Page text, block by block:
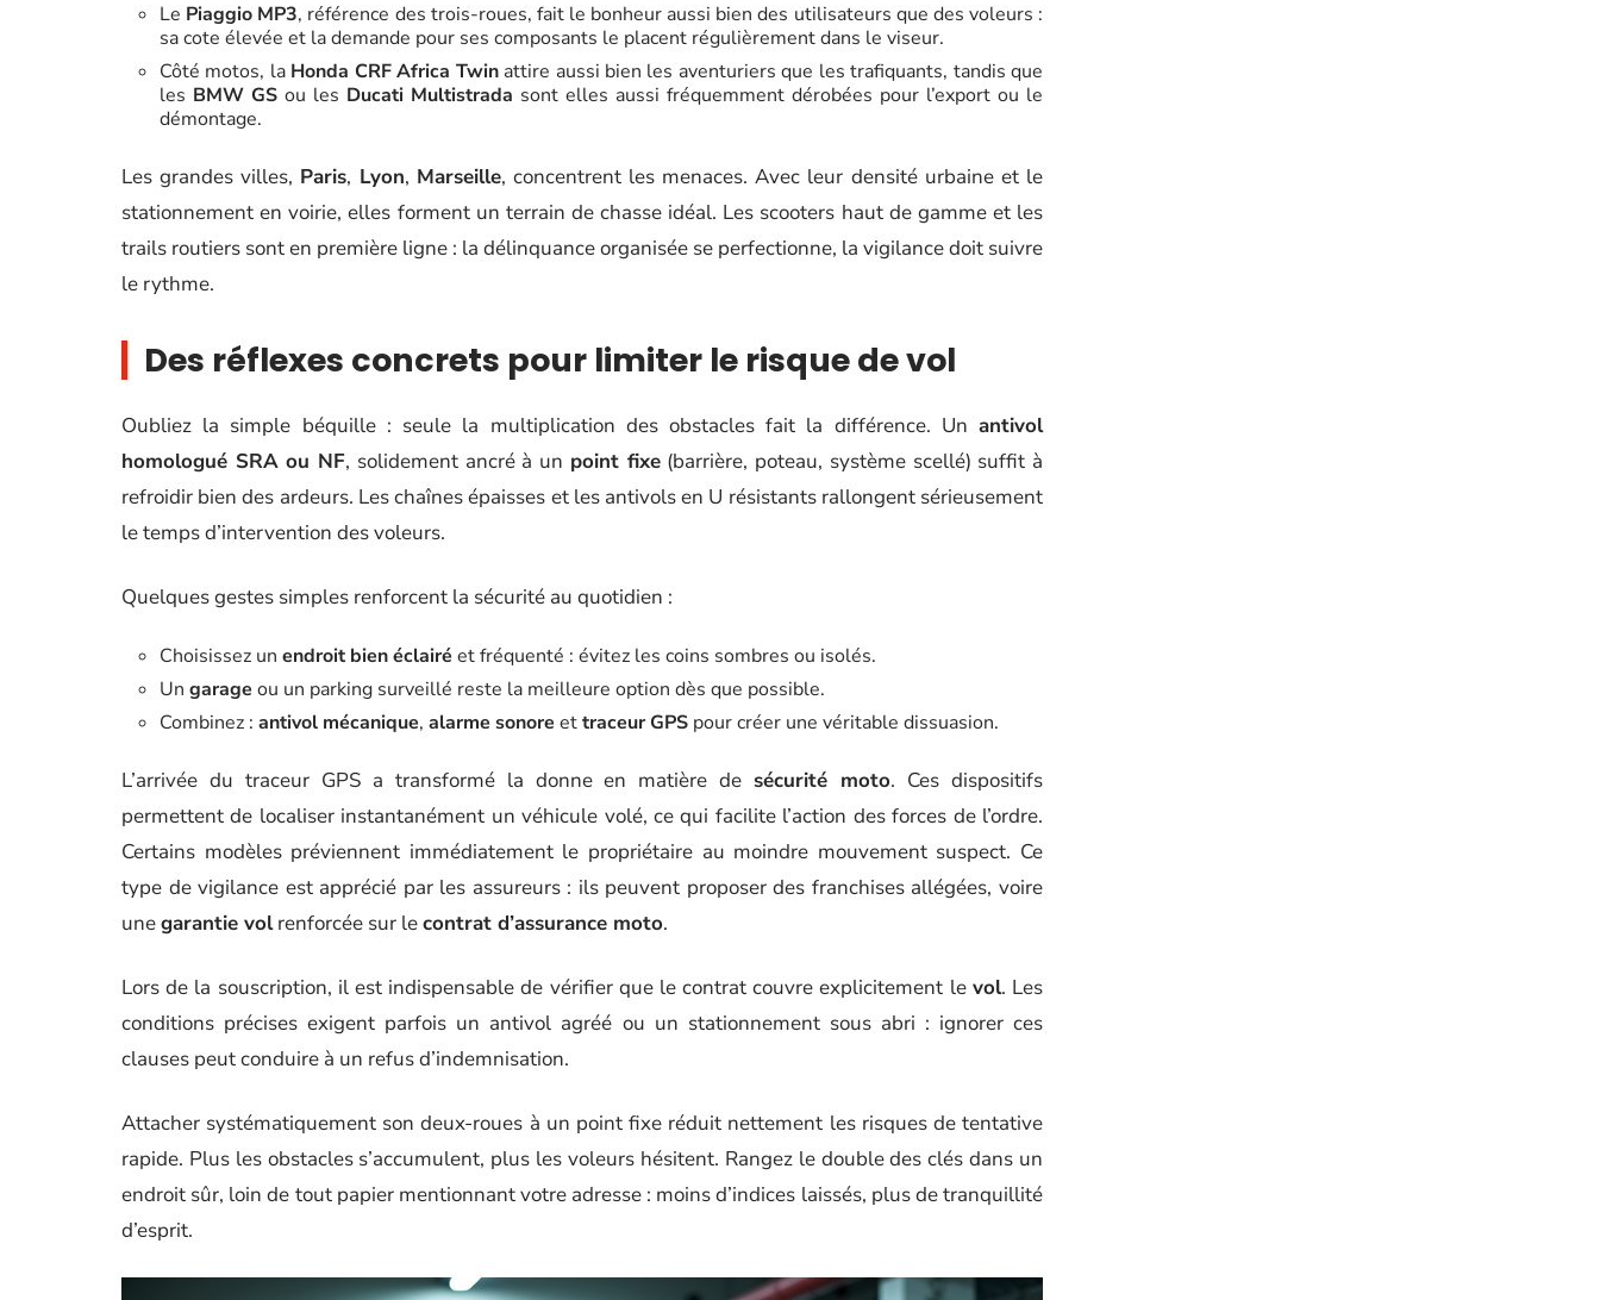
Le Piaggio MP3, référence des trois-roues, fait le bonheur aussi bien des utilisateurs que des voleurs :
sa cote élevée et la demande pour ses composants le placent régulièrement dans le viseur.
Côté motos, la Honda CRF Africa Twinattire aussi bien les aventuriers que les trafiquants, tandis que
les BMW GS ou les Ducati Multistrada sont elles aussi fréquemment dérobées pour l’export ou le
démontage.
Les grandes villes, Paris, Lyon, Marseille, concentrent les menaces. Avec leur densité urbaine et le
stationnement en voirie, elles forment un terrain de chasse idéal. Les scooters haut de gamme et les
trails routiers sont en première ligne : la délinquance organisée se perfectionne, la vigilance doit suivre
le rythme.
Des réflexes concrets pour limiter le risque de vol
Oubliez la simple béquille : seule la multiplication des obstacles fait la différence. Un antivol
homologué SRA ou NF, solidement ancré à un point fixe(barrière, poteau, système scellé) suffit à
refroidir bien des ardeurs. Les chaînes épaisses et les antivols en U résistants rallongent sérieusement
le temps d’intervention des voleurs.
Quelques gestes simples renforcent la sécurité au quotidien :
Choisissez un endroit bien éclairé et fréquenté : évitez les coins sombres ou isolés.
Un garage ou un parking surveillé reste la meilleure option dès que possible.
Combinez : antivol mécanique, alarme sonore ettraceur GPS pour créer une véritable dissuasion.
L’arrivée du traceur GPS a transformé la donne en matière de sécurité moto. Ces dispositifs
permettent de localiser instantanément un véhicule volé, ce qui facilite l’action des forces de l’ordre.
Certains modèles préviennent immédiatement le propriétaire au moindre mouvement suspect. Ce
type de vigilance est apprécié par les assureurs : ils peuvent proposer des franchises allégées, voire
unegarantie volrenforcée sur lecontrat d’assurance moto.
Lors de la souscription, il est indispensable de vérifier que le contrat couvre explicitement le vol. Les
conditions précises exigent parfois un antivol agréé ou un stationnement sous abri : ignorer ces
clauses peut conduire à un refus d’indemnisation.
Attacher systématiquement son deux-roues à un point fixe réduit nettement les risques de tentative
rapide. Plus les obstacles s’accumulent, plus les voleurs hésitent. Rangez le double des clés dans un
endroit sûr, loin de tout papier mentionnant votre adresse : moins d’indices laissés, plus de tranquillité
d’esprit.